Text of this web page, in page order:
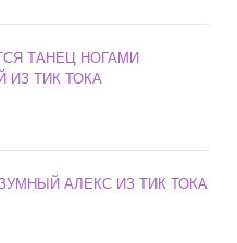
ТАНЕЦ НОГАМИ
ТИК ТОКА
АЛЕКС ИЗ ТИК ТОКА